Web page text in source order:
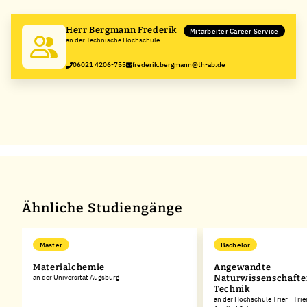
Herr Bergmann Frederik
an der Technische Hochschule
Mitarbeiter Career Service
06021 4206-755 frederik.bergmann@th-ab.de
Ähnliche Studiengänge
Master
Materialchemie
an der Universität Augsburg
Bachelor
Angewandte
Technik
an der Hochschule Trier -